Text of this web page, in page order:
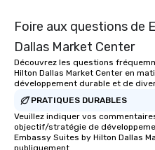
Foire aux questions de
Dallas Market Center
Découvrez les questions
Hilton Dallas Market Center en
développement durable et de
PRATIQUES DURABLES
Veuillez indiquer vos
objectif/stratégie de
Embassy Suites by Hilton Dallas
publiquement.